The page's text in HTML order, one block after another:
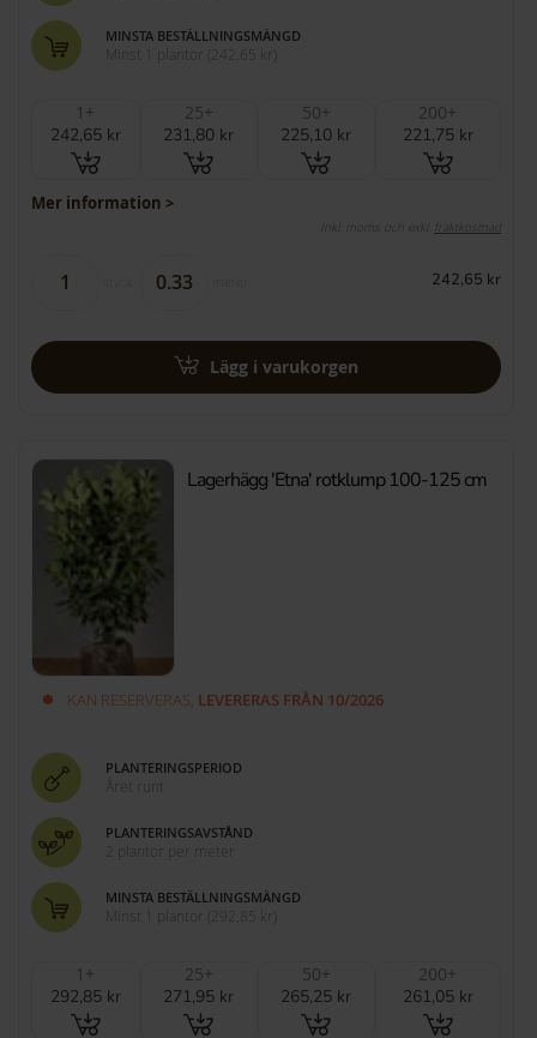
MINSTA BESTÄLLNINGSMÄNGD
Minst 1 plantor 242,65 kr
1+
242,65 kr
25+
231,80 kr
50+
225,10 kr
200+
221,75 kr
Mer information >
Inkl. moms och exkl. fraktkostnad
242,65 kr
Lägg i varukorgen
Lagerhägg 'Etna' rotklump 100-125 cm
KAN RESERVERAS, LEVERERAS FRÅN 10/2026
PLANTERINGSPERIOD
Året runt
PLANTERINGSAVSTÅND
2 plantor per meter
MINSTA BESTÄLLNINGSMÄNGD
Minst 1 plantor 292,85 kr
1+
292,85 kr
25+
271,95 kr
50+
265,25 kr
200+
261,05 kr